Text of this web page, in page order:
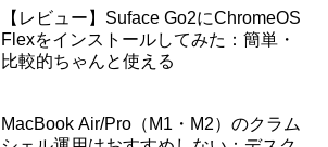
【レビュー】Suface Go2にChromeOS
Flexをインストールしてみた：簡単・
比較的ちゃんと使える
MacBook Air/Pro（M1・M2）のクラム